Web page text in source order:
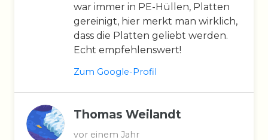
war immer in PE-Hüllen, Platten
gereinigt, hier merkt man wirklich,
dass die Platten geliebt werden.
Echt empfehlenswert!
Zum Google-Profil
Thomas Weilandt
vor einem Jahr